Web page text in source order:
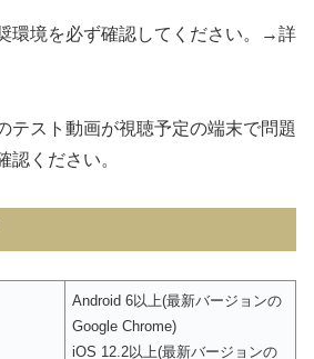
環境を必ず確認してください。→詳
テスト動画が視聴予定の端末で問題
認ください。
Android 6以上(最新バージョンの
Google Chrome)
iOS 12.2以上(最新バージョンの